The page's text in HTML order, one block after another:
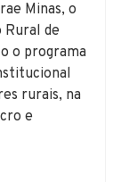
Minas, o
Rural de
o programa
rurais, na
e